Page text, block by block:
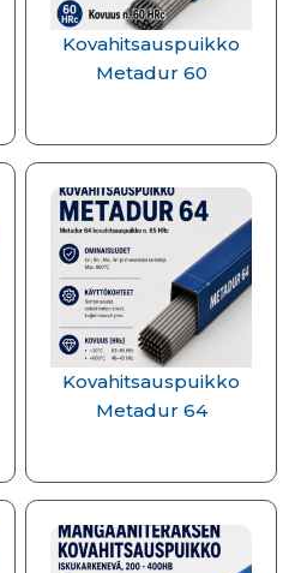
Kovahitsauspuikko
Metadur 60
Kovahitsauspuikko
Metadur 64